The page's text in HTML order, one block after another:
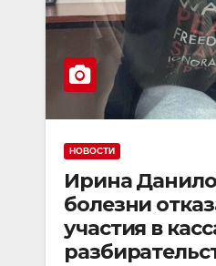
НОВОСТИ
Ирина
болезни
участия в